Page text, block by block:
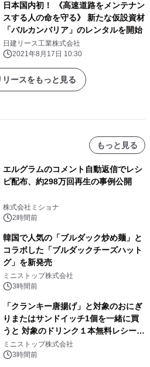
日本国内初！ 《高速道路をメンテナン
スする人の命を守る》 新たな仮設資材
「バルカンバリア」のレンタルを開始
日建リース工業株式会社
2021年8月17日 10:30
ースをもっと見る
もっと見る
エルグラムのコメント自動返信でレシ
ピ配布、約298万回再生の事例公開
株式会社ミショナ
2時間前
韓国で人気の「ブルダック炒め麺」と
コラボした「ブルダックチーズハット
グ」を新発売
ミニストップ株式会社
3時間前
「クランキー唐揚げ」と対象のおにぎ
りまたはサンドイッチ1個を一緒に買
うと 対象のドリンク１本無料レシート
クーポンもらえる！※1
ミニストップ株式会社
3時間前